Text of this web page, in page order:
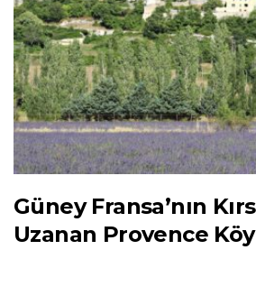
Güney Fransa’nın
Uzanan Provence